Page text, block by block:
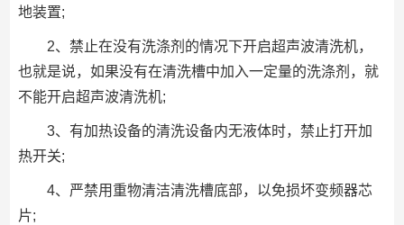
地装置;
2、禁止在没有洗涤剂的情况下开启超声波清洗机，
也就是说，如果没有在清洗槽中加入一定量的洗涤剂，就
不能开启超声波清洗机;
3、有加热设备的清洗设备内无液体时，禁止打开加
热开关;
4、严禁用重物清洁清洗槽底部，以免损坏变频器芯
片;